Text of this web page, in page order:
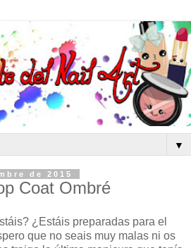
▼
de 2015
Coat Ombré
¿Estáis preparadas para el
que no seais muy malas ni os